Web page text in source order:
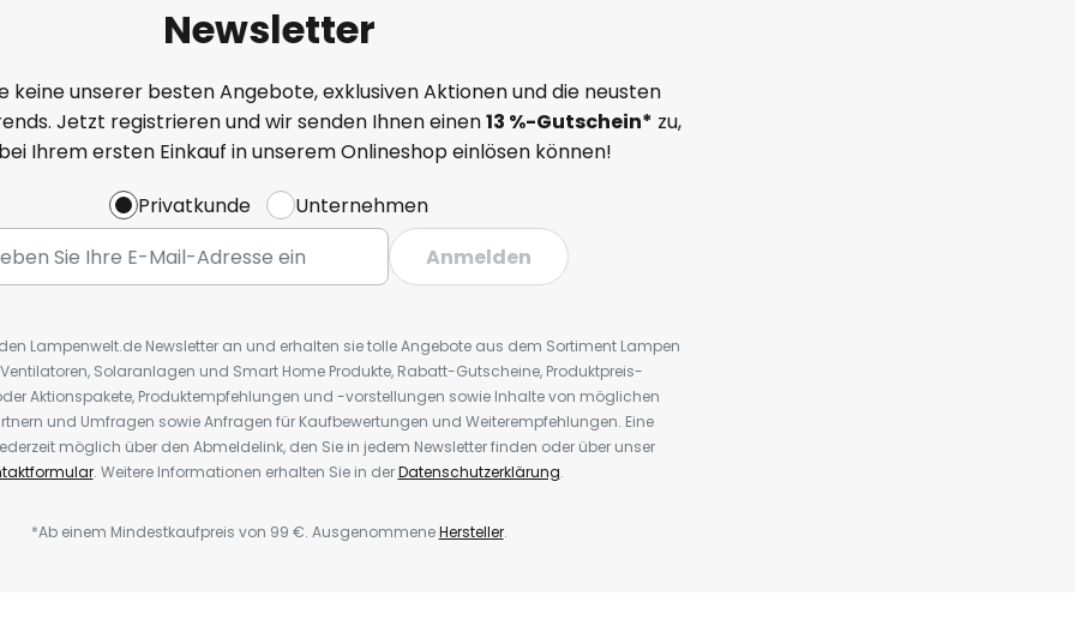
Newsletter
keine unserer besten Angebote, exklusiven Aktionen und die neusten
Jetzt registrieren und wir senden Ihnen einen13 %-Gutschein* zu,
Ihrem ersten Einkauf in unserem Onlineshop einlösen können!
Privatkunde
Unternehmen
Anmelden
Lampenwelt.de Newsletter an und erhalten sie tolle Angebote aus dem Sortiment Lampen
Solaranlagen und Smart Home Produkte, Rabatt-Gutscheine, Produktpreis-
Aktionspakete, Produktempfehlungen und -vorstellungen sowie Inhalte von möglichen
und Umfragen sowie Anfragen für Kaufbewertungen und Weiterempfehlungen. Eine
möglich über den Abmeldelink, den Sie in jedem Newsletter finden oder über unser
. Weitere Informationen erhalten Sie in derDatenschutzerklärung.
*Ab einem Mindestkaufpreis von 99 €. AusgenommeneHersteller.